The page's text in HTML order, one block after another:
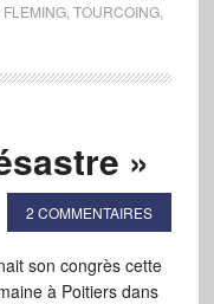
, TOURCOING,
»
2 COMMENTAIRES
son congrès cette
à Poitiers dans